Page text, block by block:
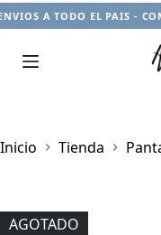
A TODO EL PAIS -
Inicio
Tienda
AGOTADO